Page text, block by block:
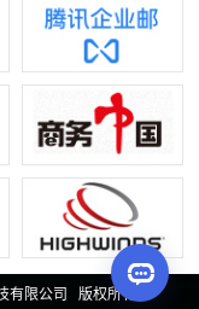
有限公司 版权所有